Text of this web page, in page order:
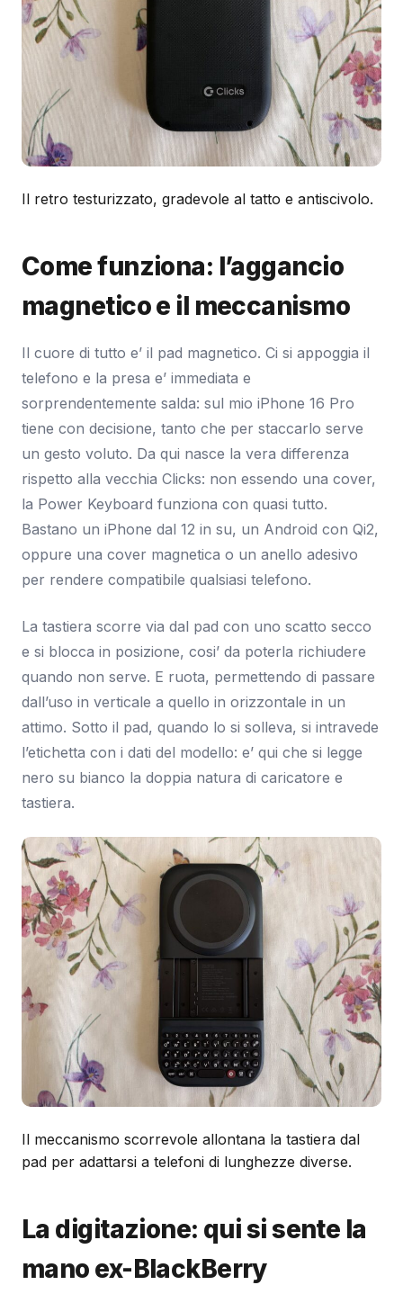
Il retro testurizzato, gradevole al tatto e antiscivolo.
Come funziona: l’aggancio
magnetico e il meccanismo
Il cuore di tutto e’ il pad magnetico. Ci si appoggia il
telefono e la presa e’ immediata e
sorprendentemente salda: sul mio iPhone 16 Pro
tiene con decisione, tanto che per staccarlo serve
un gesto voluto. Da qui nasce la vera differenza
rispetto alla vecchia Clicks: non essendo una cover,
la Power Keyboard funziona con quasi tutto.
Bastano un iPhone dal 12 in su, un Android con Qi2,
oppure una cover magnetica o un anello adesivo
per rendere compatibile qualsiasi telefono.
La tastiera scorre via dal pad con uno scatto secco
e si blocca in posizione, cosi’ da poterla richiudere
quando non serve. E ruota, permettendo di passare
dall’uso in verticale a quello in orizzontale in un
attimo. Sotto il pad, quando lo si solleva, si intravede
l’etichetta con i dati del modello: e’ qui che si legge
nero su bianco la doppia natura di caricatore e
tastiera.
Il meccanismo scorrevole allontana la tastiera dal
pad per adattarsi a telefoni di lunghezze diverse.
La digitazione: qui si sente la
mano ex-BlackBerry